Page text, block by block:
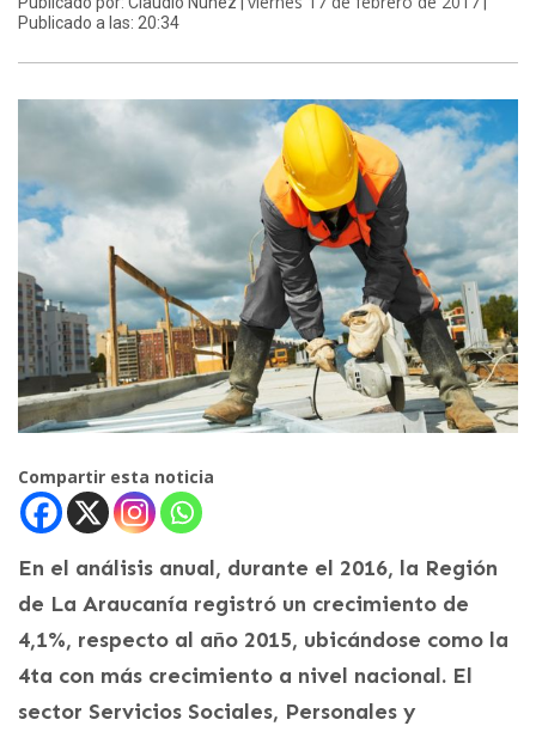
Publicado a las: 20:34
Compartir esta noticia
En el análisis anual, durante el 2016, la Región
de La Araucanía registró un crecimiento de
4,1%, respecto al año 2015, ubicándose como la
4ta con más crecimiento a nivel nacional. El
sector Servicios Sociales, Personales y